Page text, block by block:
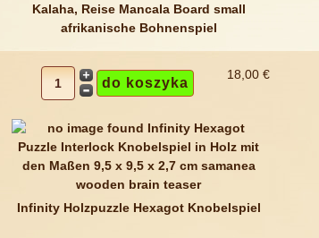
Kalaha, Reise Mancala Board small
afrikanische Bohnenspiel
18,00 €
Infinity Holzpuzzle Hexagot Knobelspiel